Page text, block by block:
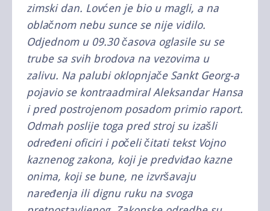
zimski dan. Lovćen je bio u magli, a na
oblačnom nebu sunce se nije vidilo.
Odjednom u 09.30 časova oglasile su se
trube sa svih brodova na vezovima u
zalivu. Na palubi oklopnjače Sankt Georg-a
pojavio se kontraadmiral Aleksandar Hansa
i pred postrojenom posadom primio raport.
Odmah poslije toga pred stroj su izašli
određeni oficiri i počeli čitati tekst Vojno
kaznenog zakona, koji je predviđao kazne
onima, koji se bune, ne izvršavaju
naređenja ili dignu ruku na svoga